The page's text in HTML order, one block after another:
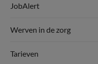
JobAlert
Werven in de zorg
Tarieven